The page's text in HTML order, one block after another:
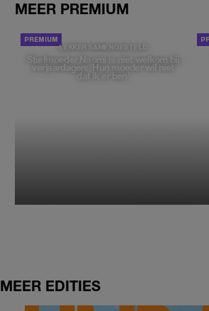
MEER PREMIUM
LEKKER SAMENGESTELD
Stiefmoeder Naomi is niet welkom bij
verjaardagen: 'Hun moeder wil niet
dat ik er ben'
MEER EDITIES